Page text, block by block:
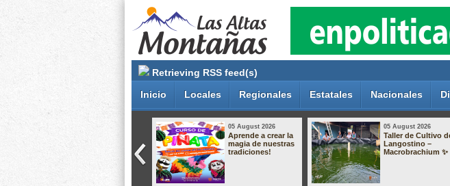
Retrieving RSS feed(s)
Inicio Locales Regionales Estatales Nacionales
relleno sanitario de
05 August 2026
Aprende a crear la
magia de nuestras
tradiciones!
05 August 2026
Taller de Cultivo
Langostino –
Macrobrachium ✨